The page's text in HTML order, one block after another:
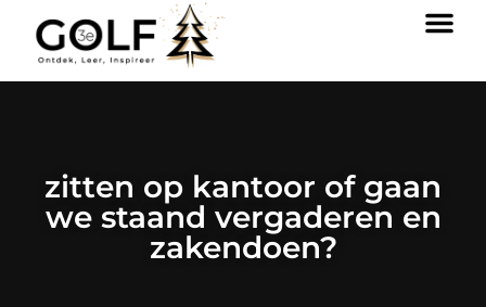
zitten op kantoor of gaan
we staand vergaderen en
zakendoen?